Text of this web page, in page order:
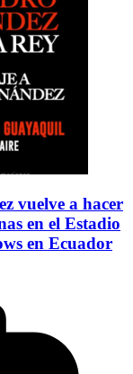
vuelve a hacer
en el Estadio
en Ecuador